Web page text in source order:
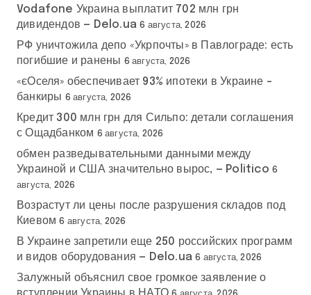
Vodafone Украина выплатит 702 млн грн
дивидендов — Delo.ua 6 августа, 2026
РФ уничтожила депо «Укрпочты» в Павлограде: есть
погибшие и ранены 6 августа, 2026
«єОселя» обеспечивает 93% ипотеки в Украине –
банкиры 6 августа, 2026
Кредит 300 млн грн для Сильпо: детали соглашения
с Ощадбанком 6 августа, 2026
обмен разведывательными данными между
Украиной и США значительно вырос, — Politico 6
августа, 2026
Возрастут ли цены после разрушения складов под
Киевом 6 августа, 2026
В Украине запретили еще 250 российских программ
и видов оборудования — Delo.ua 6 августа, 2026
Залужный объяснил свое громкое заявление о